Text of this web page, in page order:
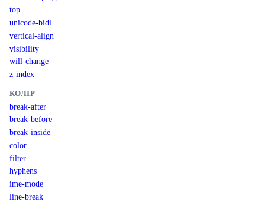
top
unicode-bidi
vertical-align
visibility
will-change
z-index
КОЛІР
break-after
break-before
break-inside
color
filter
hyphens
ime-mode
line-break